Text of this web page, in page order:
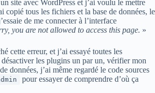
site avec WordPress et j’ai voulu le mettre
copié tous les fichiers et la base de données, le
de me connecter à l’interface
you are not allowed to access this page. »
cette erreur, et j’ai essayé toutes les
les plugins un par un, vérifier mon
données, j’ai même regardé le code sources
pour essayer de comprendre d’où ça